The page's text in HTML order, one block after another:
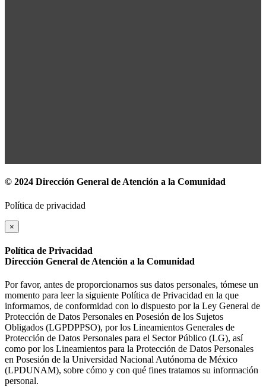
© 2024 Dirección General de Atención a la Comunidad
Política de privacidad
×
Política de Privacidad
Dirección General de Atención a la Comunidad
Por favor, antes de proporcionarnos sus datos personales, tómese un
momento para leer la siguiente Política de Privacidad en la que
informamos, de conformidad con lo dispuesto por la Ley General de
Protección de Datos Personales en Posesión de los Sujetos
Obligados (LGPDPPSO), por los Lineamientos Generales de
Protección de Datos Personales para el Sector Público (LG), así
como por los Lineamientos para la Protección de Datos Personales
en Posesión de la Universidad Nacional Autónoma de México
(LPDUNAM), sobre cómo y con qué fines tratamos su información
personal.